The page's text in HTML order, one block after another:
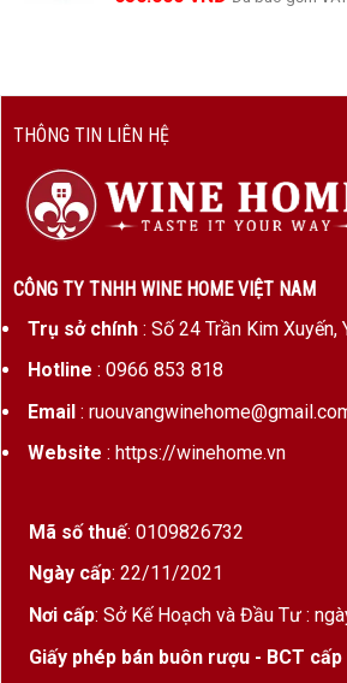
THÔNG TIN LIÊN HỆ
CÔNG TY TNHH WINE HOME VIỆT NAM
Trụ sở chính: Số 24 Trần Kim Xuyến,
Hotline : 0966 853 818
Email:
Website : https://winehome.vn
Mã số thuế: 0109826732
Ngày cấp: 22/11/2021
Nơi cấp: Sở Kế Hoạch và Đầu Tư :
Giấy phép bán buôn rượu - BCT